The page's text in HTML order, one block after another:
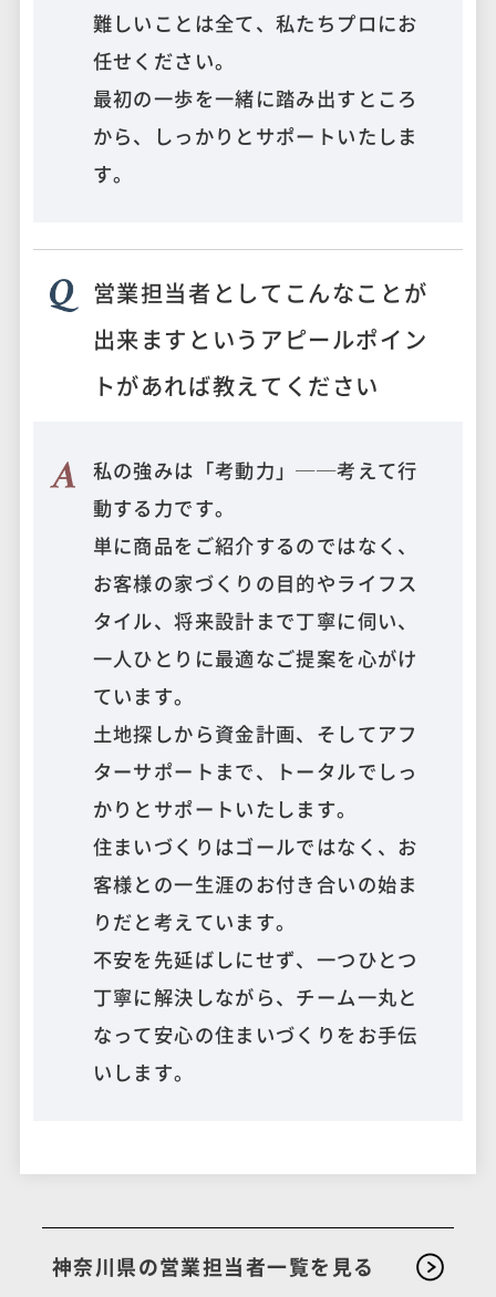
難しいことは全て、私たちプロにお
任せください。
最初の一歩を一緒に踏み出すところ
から、しっかりとサポートいたしま
す。
営業担当者としてこんなことが
出来ますというアピールポイン
トがあれば教えてください
私の強みは「考動力」──考えて行
動する力です。
単に商品をご紹介するのではなく、
お客様の家づくりの目的やライフス
タイル、将来設計まで丁寧に伺い、
一人ひとりに最適なご提案を心がけ
ています。
土地探しから資金計画、そしてアフ
ターサポートまで、トータルでしっ
かりとサポートいたします。
住まいづくりはゴールではなく、お
客様との一生涯のお付き合いの始ま
りだと考えています。
不安を先延ばしにせず、一つひとつ
丁寧に解決しながら、チーム一丸と
なって安心の住まいづくりをお手伝
いします。
神奈川県の営業担当者一覧を見る